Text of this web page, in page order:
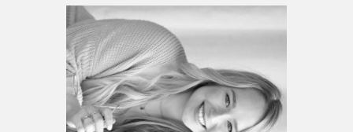
Espace enseignant·e·s
Espace pro